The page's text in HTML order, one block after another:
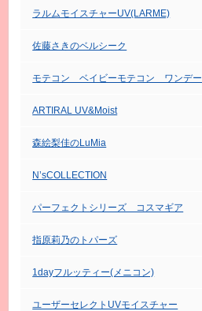
ラルムモイスチャーUV(LARME)
佐藤さきのベルシーク
モテコン ベイビーモテコン ワンデー
ARTIRAL UV&Moist
森絵梨佳のLuMia
N’sCOLLECTION
パーフェクトシリーズ コスマギア
指原莉乃のトパーズ
1dayフルッティー(メニコン)
ユーザーセレクトUVモイスチャー